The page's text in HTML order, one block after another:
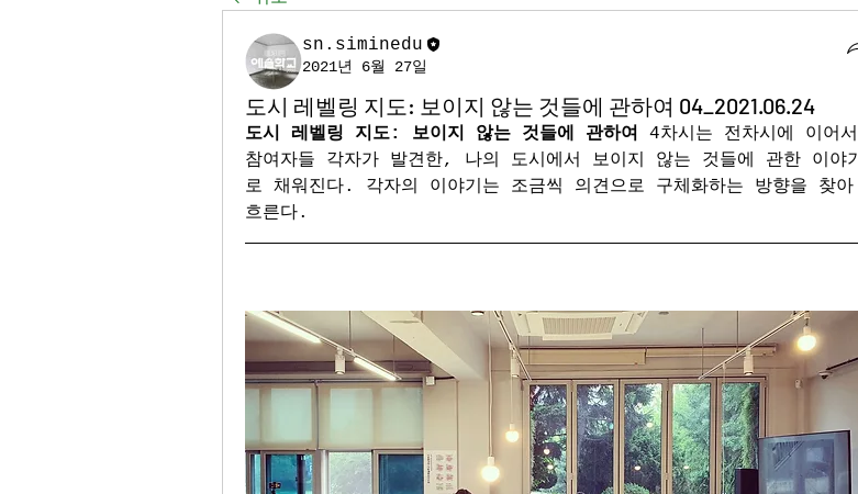
sn.siminedu
2021년 6월 27일
도시 레벨링 지도: 보이지 않는 것들에 관하여 04_2021.06.24
도시 레벨링 지도: 보이지 않는 것들에 관하여
4차시는 전차시에 이어서
참여자들 각자가 발견한, 나의 도시에서 보이지 않는 것들에 관한 이야기
로 채워진다. 각자의 이야기는 조금씩 의견으로 구체화하는 방향을 찾아
흐른다.